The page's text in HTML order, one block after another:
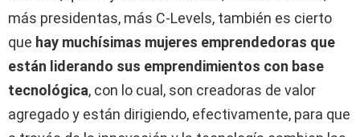
más presidentas, más C-Levels, también es cierto
que hay muchísimas mujeres emprendedoras que
están liderando sus emprendimientos con base
tecnológica, con lo cual, son creadoras de valor
agregado y están dirigiendo, efectivamente, para que